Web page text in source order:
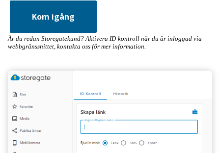
Kom igång
Är du redan Storegatekund? Aktivera ID-kontroll när du är inloggad via
webbgränssnittet, kontakta oss för mer information.